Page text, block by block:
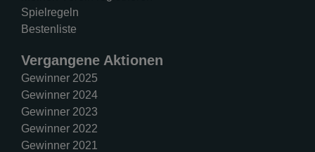
Spielregeln
Bestenliste
Vergangene Aktionen
Gewinner 2025
Gewinner 2024
Gewinner 2023
Gewinner 2022
Gewinner 2021